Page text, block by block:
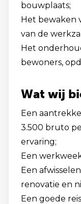
bouwplaats;
Het bewaken
van de
Het
bewoners,
Wat wij
Een
3.500 bruto
ervaring;
Een
Een
renovatie en
Een goede